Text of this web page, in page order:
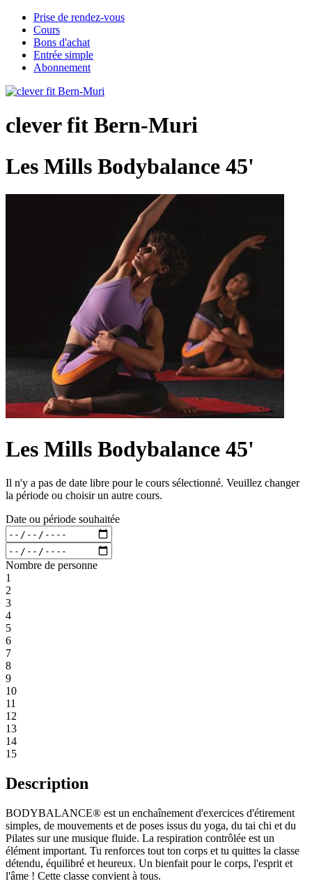
Prise de rendez-vous
Cours
Bons d'achat
Entrée simple
Abonnement
clever fit Bern-Muri
Les Mills Bodybalance 45'
Les Mills Bodybalance 45'
Il n'y a pas de date libre pour le cours sélectionné. Veuillez changer
la période ou choisir un autre cours.
Date ou période souhaitée
Nombre de personne
1
2
3
4
5
6
7
8
9
10
11
12
13
14
15
Description
BODYBALANCE® est un enchaînement d'exercices d'étirement
simples, de mouvements et de poses issus du yoga, du tai chi et du
Pilates sur une musique fluide. La respiration contrôlée est un
élément important. Tu renforces tout ton corps et tu quittes la classe
détendu, équilibré et heureux. Un bienfait pour le corps, l'esprit et
l'âme ! Cette classe convient à tous.